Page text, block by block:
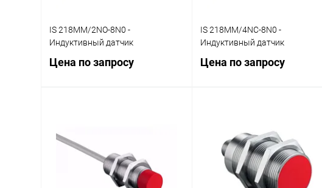
IS 218MM/2NO-8N0 -
Индуктивный датчик
Цена по запросу
Купить в 1 клик
В избранное
Наличие
уточняйте
IS 218MM/4NC-8N0 -
Индуктивный датчик
Цена по запросу
Купить в 1 клик Сравнение
В избранное
Наличие
уточняйте